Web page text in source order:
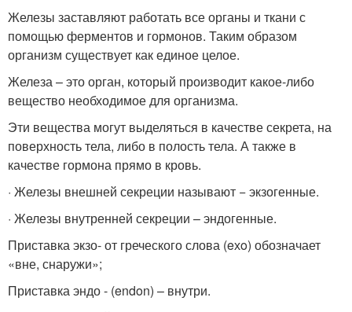
Железы заставляют работать все органы и ткани с
помощью ферментов и гормонов. Таким образом
организм существует как единое целое.
Железа – это орган, который производит какое-либо
вещество необходимое для организма.
Эти вещества могут выделяться в качестве секрета, на
поверхность тела, либо в полость тела. А также в
качестве гормона прямо в кровь.
· Железы внешней секреции называют − экзогенные.
· Железы внутренней секреции – эндогенные.
Приставка экзо- от греческого слова (eхo) обозначает
«вне, снаружи»;
Приставка эндо - (endon) – внутри.